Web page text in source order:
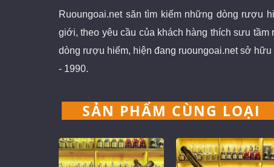
Ruoungoai.net săn tìm kiếm những dòng rượu
giới, theo yêu cầu của khách hàng thích sưu
dòng rượu hiếm, hiện đang ruoungoai.net sở
- 1990.
SẢN PHẨM CÙNG LOẠI